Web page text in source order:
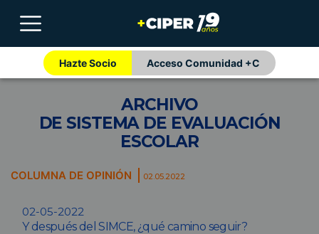
Hazte Socio Acceso Comunidad +C
ARCHIVO
DE SISTEMA DE EVALUACIÓN
ESCOLAR
COLUMNA DE OPINIÓN 02.05.2022
02-05-2022
Y después del SIMCE, ¿qué camino seguir?